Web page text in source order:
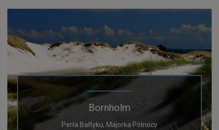
Bornholm
Perła Bałtyku, Majorka Północy